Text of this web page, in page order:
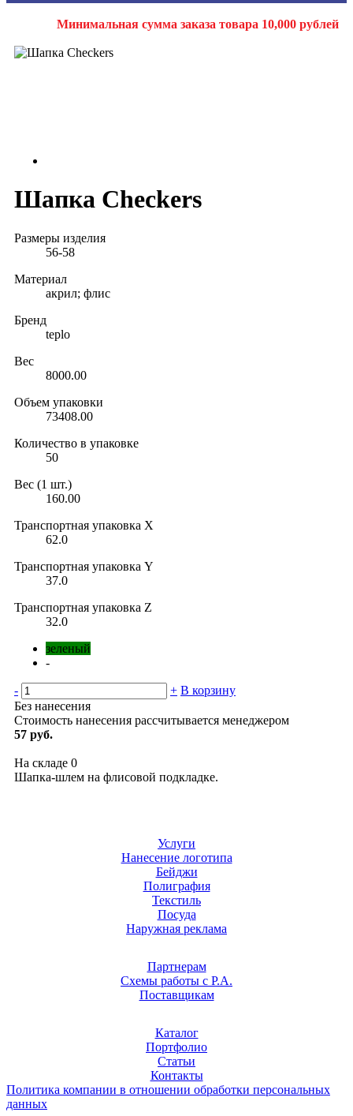
Минимальная сумма заказа товара 10,000 рублей
Шапка Checkers
Размеры изделия
56-58
Материал
акрил; флис
Бренд
teplo
Вес
8000.00
Объем упаковки
73408.00
Количество в упаковке
50
Вес (1 шт.)
160.00
Транспортная упаковка X
62.0
Транспортная упаковка Y
37.0
Транспортная упаковка Z
32.0
зеленый
-
- + В корзину
Без нанесения
Стоимость нанесения рассчитывается менеджером
57 руб.
На складе 0
Шапка-шлем на флисовой подкладке.
Услуги
Нанесение логотипа
Бейджи
Полиграфия
Текстиль
Посуда
Наружная реклама
Партнерам
Схемы работы с Р.А.
Поставщикам
Каталог
Портфолио
Статьи
Контакты
Политика компании в отношении обработки персональных
данных